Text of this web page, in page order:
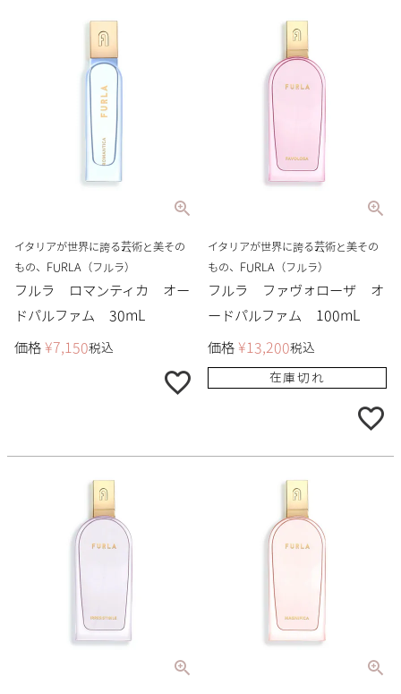
イタリアが世界に誇る芸術と美その
もの、FURLA（フルラ）
フルラ ロマンティカ オー
ドパルファム 30mL
価格 ¥7,150税込
イタリアが世界に誇る芸術と美その
もの、FURLA（フルラ）
フルラ ファヴォローザ オ
ードパルファム 100mL
価格 ¥13,200税込
在庫切れ